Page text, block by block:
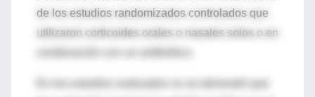
de los estudios randomizados controlados que
utilizaron corticoides orales o nasales solos o en